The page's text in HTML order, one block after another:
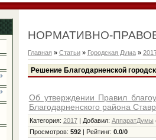
НОРМАТИВНО-
Главная » Статьи» Городская Дума»
Решение Благодарненской
Об утверждении Правил
Благодарненского района
Категория: 2017| Добавил: АппаратДумы
Просмотров: 592| Рейтинг: 0.0/0